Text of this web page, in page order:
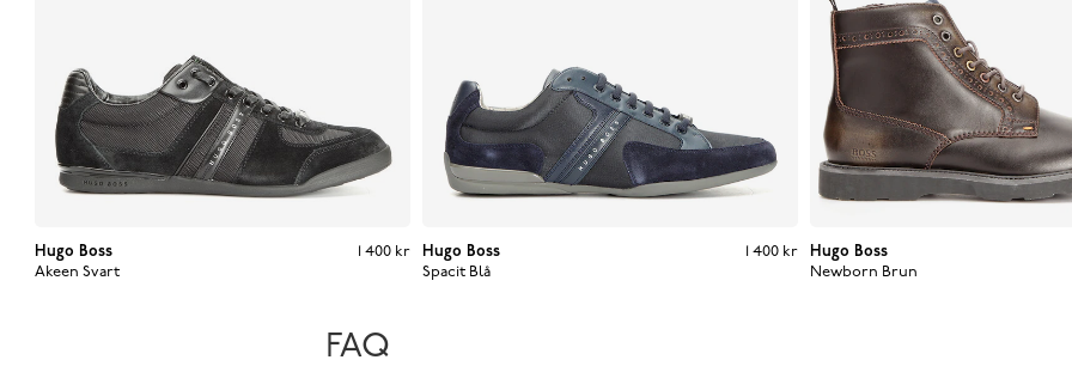
Hugo Boss
Akeen Svart
1 400 kr
1 400 kr
Hugo Boss
Spacit Blå
1 400 kr
1 400 kr
Hugo Boss
Newborn Brun
FAQ